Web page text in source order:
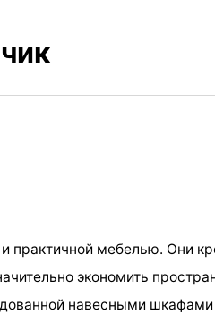
практичной мебелью. Они
экономить
навесными шкафами